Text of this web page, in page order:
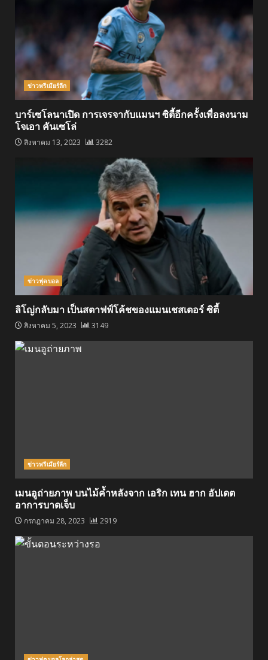
ข่าวพรีเมียร์ลีก
บาร์เซโลนาเปิด การเจรจากับแมนฯ ซิตี้อีกครั้งเพื่อลงนาม
โจเอา คันเซโล่
สิงหาคม 13, 2023 3282
ข่าวฟุตบอล
ลิโญ่กลับมา เป็นสตาฟฟ์โค้ชของแมนเชสเตอร์ ซิตี้
สิงหาคม 5, 2023 3149
ข่าวพรีเมียร์ลีก
เมนอูถ่ายภาพ บนไม้ค้ำหลังจาก เอริก เทน ฮาก อัปเดต
อาการบาดเจ็บ
กรกฎาคม 28, 2023 2919